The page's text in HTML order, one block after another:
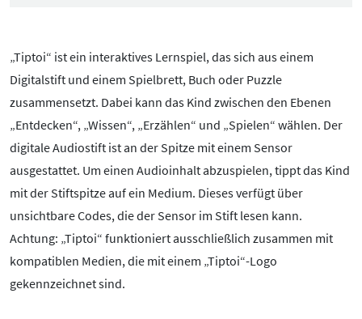
„Tiptoi“ ist ein interaktives Lernspiel, das sich aus einem
Digitalstift und einem Spielbrett, Buch oder Puzzle
zusammensetzt. Dabei kann das Kind zwischen den Ebenen
„Entdecken“, „Wissen“, „Erzählen“ und „Spielen“ wählen. Der
digitale Audiostift ist an der Spitze mit einem Sensor
ausgestattet. Um einen Audioinhalt abzuspielen, tippt das Kind
mit der Stiftspitze auf ein Medium. Dieses verfügt über
unsichtbare Codes, die der Sensor im Stift lesen kann.
Achtung: „Tiptoi“ funktioniert ausschließlich zusammen mit
kompatiblen Medien, die mit einem „Tiptoi“-Logo
gekennzeichnet sind.
RUBRIKEN:
Grundlagen
Sicherheit & Risiken
Tipps & Regeln
Studien
Aktuelles
ÜBER UNS: